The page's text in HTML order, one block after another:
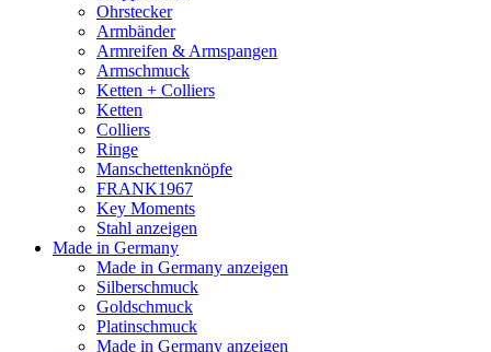
Ohrstecker
Armbänder
Armreifen & Armspangen
Armschmuck
Ketten + Colliers
Ketten
Colliers
Ringe
Manschettenknöpfe
FRANK1967
Key Moments
Stahl anzeigen
Made in Germany
Made in Germany anzeigen
Silberschmuck
Goldschmuck
Platinschmuck
Made in Germany anzeigen